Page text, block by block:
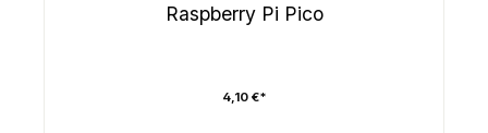
Raspberry Pi Pico
4,10 €*